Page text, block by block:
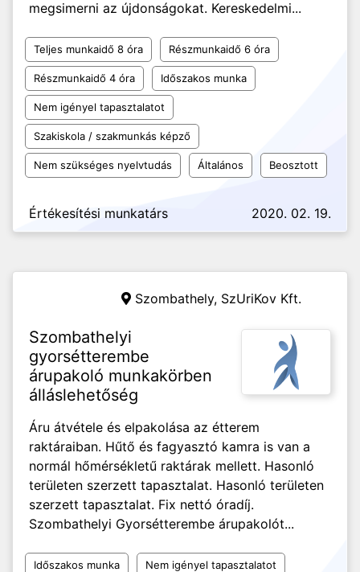
megsimerni az újdonságokat. Kereskedelmi...
Teljes munkaidő 8 óra Részmunkaidő 6 óra
Részmunkaidő 4 óra Időszakos munka
Nem igényel tapasztalatot
Szakiskola / szakmunkás képző
Nem szükséges nyelvtudás Általános Beosztott
Értékesítési munkatárs 2020. 02. 19.
Szombathely, SzUriKov Kft.
Szombathelyi
gyorsétterembe
árupakoló munkakörben
álláslehetőség
Áru átvétele és elpakolása az étterem
raktáraiban. Hűtő és fagyasztó kamra is van a
normál hőmérsékletű raktárak mellett. Hasonló
területen szerzett tapasztalat. Hasonló területen
szerzett tapasztalat. Fix nettó óradíj.
Szombathelyi Gyorsétterembe árupakolót...
Időszakos munka Nem igényel tapasztalatot